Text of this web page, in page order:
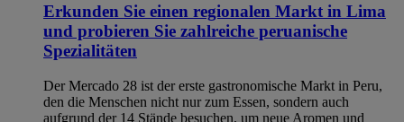
Erkunden Sie einen regionalen Markt in Lima
und probieren Sie zahlreiche peruanische
Spezialitäten
Der Mercado 28 ist der erste gastronomische Markt in Peru,
den die Menschen nicht nur zum Essen, sondern auch
aufgrund der 14 Stände besuchen, um neue Aromen und